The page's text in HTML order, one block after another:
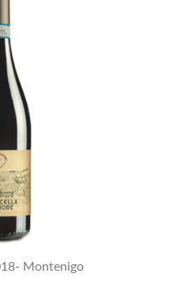
Montenigo